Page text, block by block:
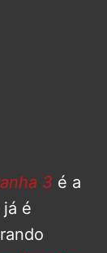
3 é a
é